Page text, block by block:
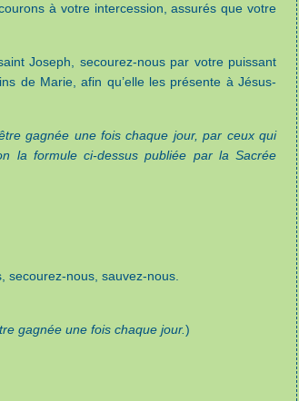
à votre intercession, assurés que votre
Joseph, secourez-nous par votre puissant
de Marie, afin qu’elle les présente à Jésus-
gagnée une fois chaque jour, par ceux qui
la formule ci-dessus publiée par la Sacrée
secourez-nous, sauvez-nous.
gagnée une fois chaque jour.)